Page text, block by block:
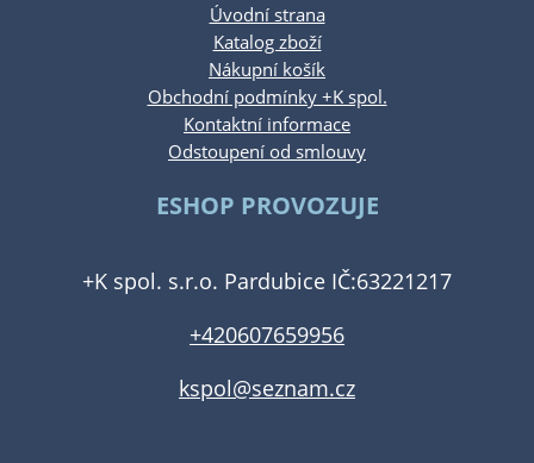
Úvodní strana
Katalog zboží
Nákupní košík
Obchodní podmínky +K spol.
Kontaktní informace
Odstoupení od smlouvy
ESHOP PROVOZUJE
+K spol. s.r.o. Pardubice IČ:63221217
+420607659956
kspol@seznam.cz